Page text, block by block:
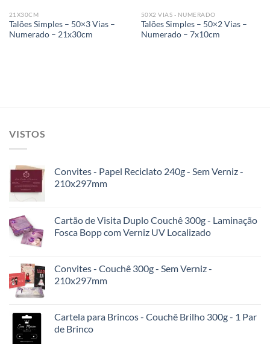
21X30CM
Talões Simples – 50×3 Vias –
Numerado – 21x30cm
50X2 VIAS - NUMERADO
Talões Simples – 50×2 Vias –
Numerado – 7x10cm
VISTOS
Convites - Papel Reciclato 240g - Sem Verniz -
210x297mm
Cartão de Visita Duplo Couchê 300g - Laminação
Fosca Bopp com Verniz UV Localizado
Convites - Couchê 300g - Sem Verniz -
210x297mm
Cartela para Brincos - Couchê Brilho 300g - 1 Par
de Brinco